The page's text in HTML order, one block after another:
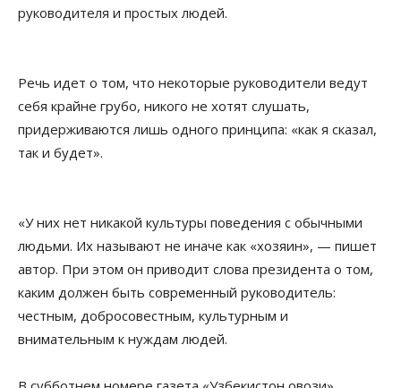
руководителя и простых людей.
Речь идет о том, что некоторые руководители ведут
себя крайне грубо, никого не хотят слушать,
придерживаются лишь одного принципа: «как я сказал,
так и будет».
«У них нет никакой культуры поведения с обычными
людьми. Их называют не иначе как «хозяин», — пишет
автор. При этом он приводит слова президента о том,
каким должен быть современный руководитель:
честным, добросовестным, культурным и
внимательным к нуждам людей.